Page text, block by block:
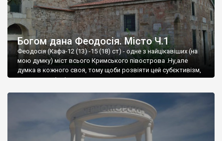
Богом дана Феодосія. Місто Ч.1
Феодосія (Кафа-12 (13) -15 (18) ст) - одне з найцікавіших (на
мою думку) міст всього Кримського півострова .Ну,але
думка в кожного своя, тому щоби розвіяти цей субєктивізм,
запрошую відвідати це